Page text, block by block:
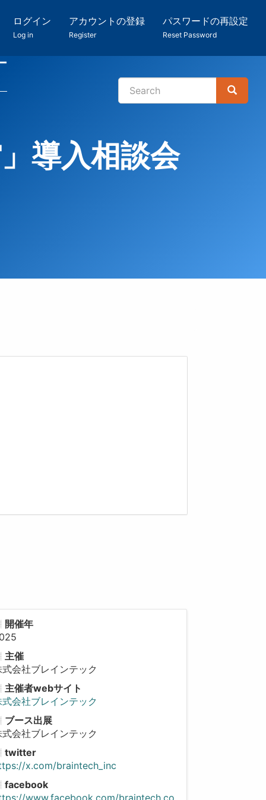
ログイン
Log in
アカウントの登録
Register
パスワードの再設定
Reset Password
検
Search
Search
導入相談会
開催年
主催
式会社ブレインテック
主催者webサイト
式会社ブレインテック
ブース出展
式会社ブレインテック
twitter
x.com/braintech_inc
facebook
www.facebook.com/braintech.co.